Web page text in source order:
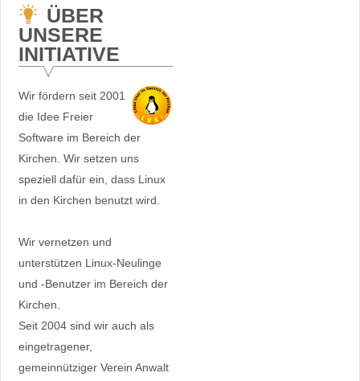
ÜBER
UNSERE
INITIATIVE
Wir fördern seit 2001
die Idee Freier
Software im Bereich der
Kirchen. Wir setzen uns
speziell dafür ein, dass Linux
in den Kirchen benutzt wird.
Wir vernetzen und
unterstützen Linux-Neulinge
und -Benutzer im Bereich der
Kirchen.
Seit 2004 sind wir auch als
eingetragener,
gemeinnütziger Verein Anwalt